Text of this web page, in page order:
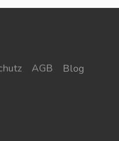
AGB
Blog